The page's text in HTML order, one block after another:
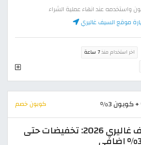
واستخدمه عند انهاء عملية الشراء
موقع السيف غاليري
اخر استخدام منذ7 ساعة
كوبون خصم
كود خصم السيف غاليري 2026: تخفيضات حتى